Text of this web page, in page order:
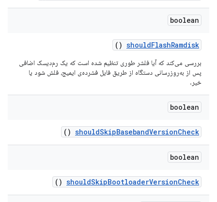
boolean
shouldFlashRamdisk
()
بررسی می‌کند که آیا فلشر طوری تنظیم شده است که یک رم‌دیسک اضافی
پس از به‌روزرسانی دستگاه از طریق فایل فشرده‌ی ایمیج، فلش شود یا
خیر.
boolean
shouldSkipBasebandVersionCheck
()
boolean
shouldSkipBootloaderVersionCheck
()